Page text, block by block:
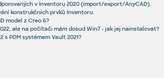
v Inventoru 2020 (import/export/AnyCAD).
konstrukčních prvků Inventoru.
model z Creo 6?
ale na počítači mám dosud Win7 - jak jej nainstalovat?
s PDM systémem Vault 2021?